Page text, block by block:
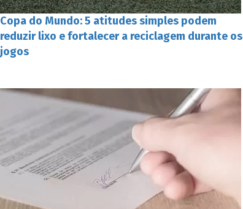
Copa do Mundo: 5 atitudes simples podem
reduzir lixo e fortalecer a reciclagem durante os
jogos